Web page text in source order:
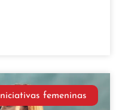
Iniciativas femeninas